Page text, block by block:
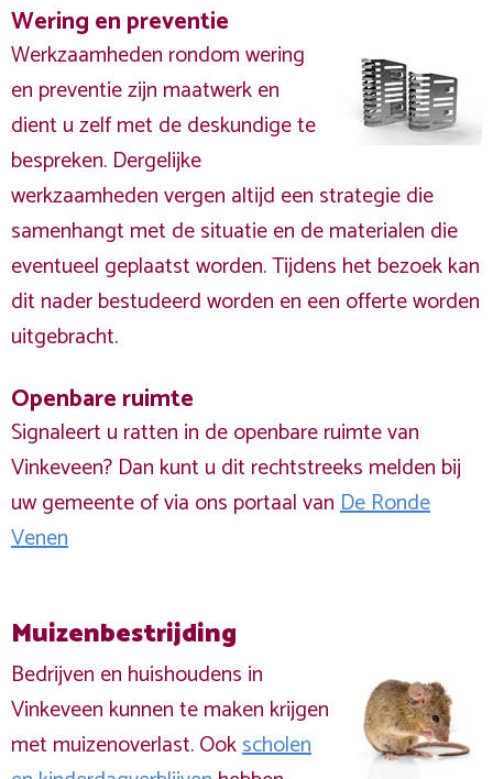
Wering en preventie
Werkzaamheden rondom wering
en preventie zijn maatwerk en
dient u zelf met de deskundige te
bespreken. Dergelijke
werkzaamheden vergen altijd een strategie die
samenhangt met de situatie en de materialen die
eventueel geplaatst worden. Tijdens het bezoek kan
dit nader bestudeerd worden en een offerte worden
uitgebracht.
Openbare ruimte
Signaleert u ratten in de openbare ruimte van
Vinkeveen? Dan kunt u dit rechtstreeks melden bij
uw gemeente of via ons portaal vanDe Ronde
Venen
Muizenbestrijding
Bedrijven en huishoudens in
Vinkeveen kunnen te maken krijgen
met muizenoverlast. Ookscholen